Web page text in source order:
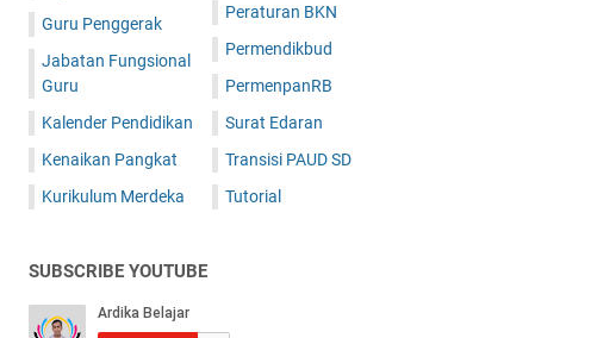
Guru Penggerak
Jabatan Fungsional
Guru
Kalender Pendidikan
Kenaikan Pangkat
Kurikulum Merdeka
Peraturan BKN
Permendikbud
PermenpanRB
Surat Edaran
Transisi PAUD SD
Tutorial
SUBSCRIBE YOUTUBE